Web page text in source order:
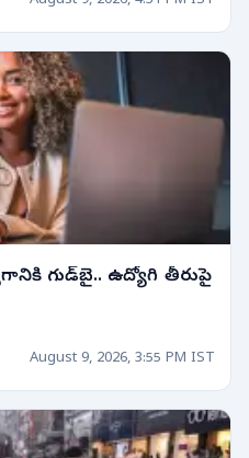
గుడ్‌బై.. ఉద్యోగి తీరుపై
August 9, 2026, 3:55 PM IST